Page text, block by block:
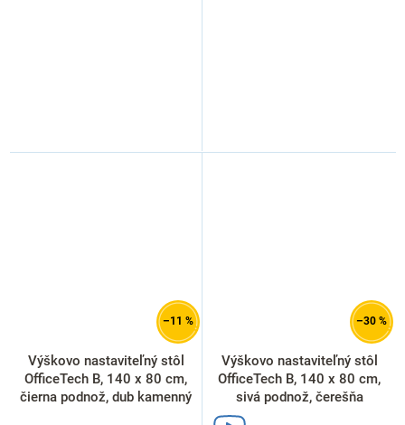
–11 %
Výškovo nastaviteľný stôl
OfficeTech B, 140 x 80 cm,
čierna podnož, dub kamenný
–30 %
Výškovo nastaviteľný stôl
OfficeTech B, 140 x 80 cm,
sivá podnož, čerešňa